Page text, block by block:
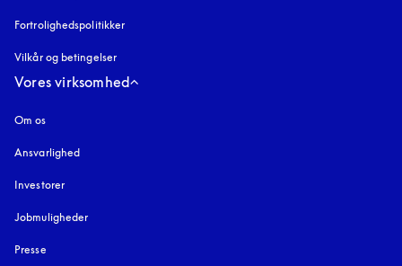
Fortrolighedspolitikker
Vilkår og betingelser
Vores virksomhed
Om os
Ansvarlighed
Investorer
Jobmuligheder
Presse